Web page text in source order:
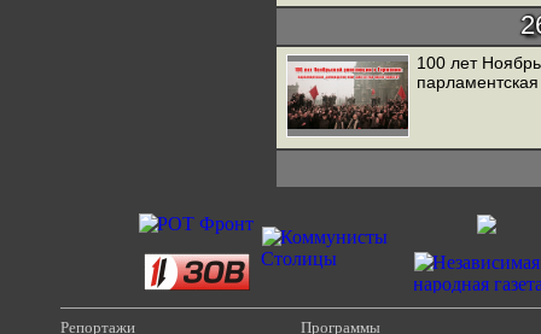
100 лет
Репортажи Программы